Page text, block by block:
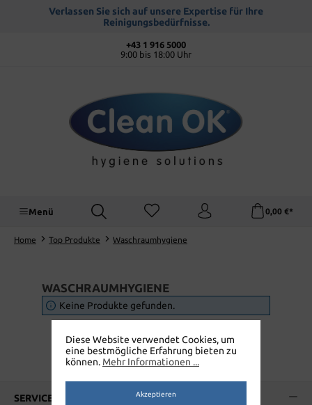
springenVerlassen Sie sich auf unsere Expertise für Ihre
Reinigungsbedürfnisse.
+43 1 916 5000
9:00 bis 18:00 Uhr
Menü 0,00 €*
Home Top Produkte Waschraumhygiene
WASCHRAUMHYGIENE
Keine Produkte gefunden.
SERVICE-HOTLINE
Diese Website verwendet Cookies, um
eine bestmögliche Erfahrung bieten zu
können. Mehr Informationen ...
Akzeptieren